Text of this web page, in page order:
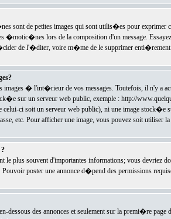
sont de petites images qui sont utilis�es pour exprimer
lors de la composition d'un message.
de l'�diter, voire m�me de le supprimer
images � l'int�rieur de vos messages. Toutefois, il n'y a
sur un serveur web public, exemple : http://
ci soit un serveur web public), ni une image stock�e
etc. Pour afficher une image, vous pouvez soit
le plus souvent d'importantes informations; vous devriez
poster une annonce d�pend des permissions
dessous des annonces et seulement sur la premi�re